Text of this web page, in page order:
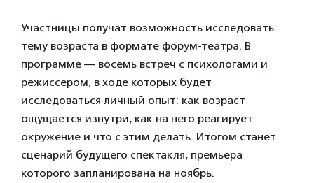
Участницы получат возможность исследовать
тему возраста в формате форум-театра. В
программе — восемь встреч с психологами и
режиссером, в ходе которых будет
исследоваться личный опыт: как возраст
ощущается изнутри, как на него реагирует
окружение и что с этим делать. Итогом станет
сценарий будущего спектакля, премьера
которого запланирована на ноябрь.